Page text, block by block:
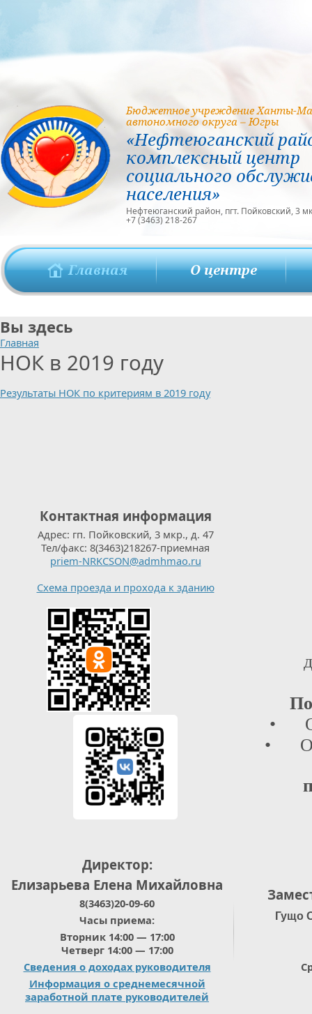
Бюджетное учреждение Ханты-
автономного округа – Югры
«Нефтеюганский
комплексный центр
социального
населения»
Нефтеюганский район, пгт. Пойковский, 3
+7 (3463) 218-267
Главная О центре
Вы здесь
Главная
НОК в 2019 году
Результаты НОК по критериям в 2019 году
Контактная информация
Адрес: гп. Пойковский, 3 мкр., д. 47
Тел/факс: 8(3463)218267-приемная
priem-NRKCSON@admhmao.ru
Схема проезда и прохода к зданию
•
•
Директор:
Елизарьева Елена Михайловна
8(3463)20-09-60
Часы приема:
Вторник 14:00 — 17:00
Четверг 14:00 — 17:00
Сведения о доходах руководителя
Информация о среднемесячной
заработной плате руководителей
Гущо